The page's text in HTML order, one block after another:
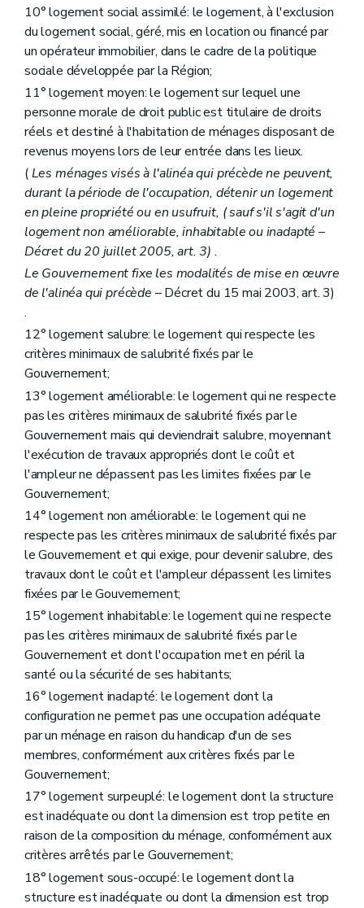
Section 2 Des aides à l'équipement
Sous-section première Des aides à l'équipement
Art. 69
Art. 70
Art. 71
Sous-section 2 Des conditions d'octroi et du calcul des aides
Art. 72
Art. 73
Art. 74
Art. 75
Sous-section 3
De la procédure
Art. 76
Art. 77
Art. 78
Chapitre IVbis
Des aides au partenariat
Art. 78bis
Chapitre V Dispositions spécifiques relatives aux zones d'initiative privilégiée
Art. 79
Chapitre VI De la lutte contre l'inoccupation des logements
Section première
Art. 81
Art. 82
Section 2
De la procédure judiciaire
Art. 83
Art. 84
Section 3 Des conditions d'octroi des aides et de la mise en gestion
Art. 85
Art. 85bis
Titre III bis
"De l'audit des acteurs locaux de la politique du logement" (décret du 9 février 2012)
Art. 200/1
Titre IV Dispositions administratives et pénales
bis
Art. 200ter
Art. 201
Art. 202
Art. 202
Titre V Dispositions finales
Art. 203
Art. 204
Art. 205
Art. 205bis
Art. 206
Art. 207
Titre VI "Disposition interprétative" (décret du 30 avril 2009)
Art. 208
Titre III Des acteurs de la politique régionale du logement
Chapitre premier De la Société wallonne du logement
Section première Généralités
Art. 86
Section 2
Art. 87
Art. 88
Section 3 Des moyens d'action
Art. 89
Art. 90
Art. 91
Art. 92
10° logement social assimilé: le logement, à l'exclusion
du logement social, géré, mis en location ou financé par
un opérateur immobilier, dans le cadre de la politique
sociale développée par la Région;
11° logement moyen: le logement sur lequel une
personne morale de droit public est titulaire de droits
réels et destiné à l'habitation de ménages disposant de
revenus moyens lors de leur entrée dans les lieux.
(Les ménages visés à l'alinéa qui précède ne peuvent,
durant la période de l'occupation, détenir un logement
en pleine propriété ou en usufruit, (sauf s'il s'agit d'un
logement non améliorable, inhabitable ou inadapté –
Décret du 20 juillet 2005, art. 3) .
Le Gouvernement fixe les modalités de mise en œuvre
de l'alinéa qui précède – Décret du 15 mai 2003, art. 3)
.
12° logement salubre: le logement qui respecte les
critères minimaux de salubrité fixés par le
Gouvernement;
13° logement améliorable: le logement qui ne respecte
pas les critères minimaux de salubrité fixés par le
Gouvernement mais qui deviendrait salubre, moyennant
l'exécution de travaux appropriés dont le coût et
l'ampleur ne dépassent pas les limites fixées par le
Gouvernement;
14° logement non améliorable: le logement qui ne
respecte pas les critères minimaux de salubrité fixés par
le Gouvernement et qui exige, pour devenir salubre, des
travaux dont le coût et l'ampleur dépassent les limites
fixées par le Gouvernement;
15° logement inhabitable: le logement qui ne respecte
pas les critères minimaux de salubrité fixés par le
Gouvernement et dont l'occupation met en péril la
santé ou la sécurité de ses habitants;
16° logement inadapté: le logement dont la
configuration ne permet pas une occupation adéquate
par un ménage en raison du handicap d'un de ses
membres, conformément aux critères fixés par le
Gouvernement;
17° logement surpeuplé: le logement dont la structure
est inadéquate ou dont la dimension est trop petite en
raison de la composition du ménage, conformément aux
critères arrêtés par le Gouvernement;
18° logement sous-occupé: le logement dont la
structure est inadéquate ou dont la dimension est trop